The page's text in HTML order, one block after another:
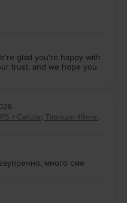
glad you're happy with
trust, and we hope you
+ Cellular, Titanium 49mm,
много сме